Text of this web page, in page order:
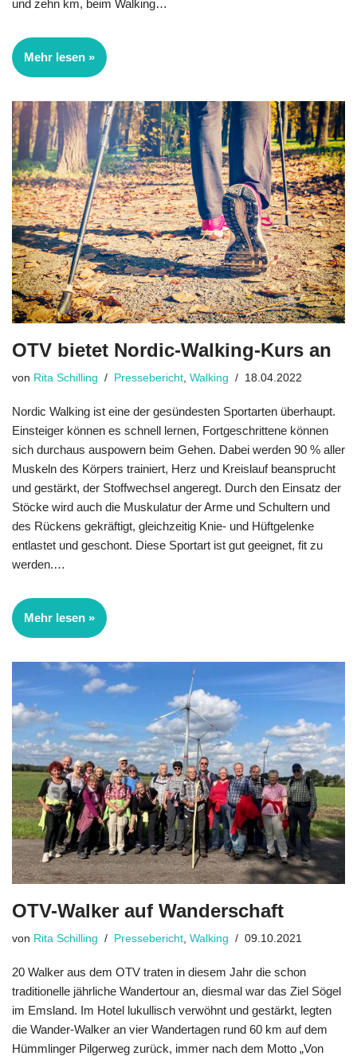
und zehn km, beim Walking…
Mehr lesen »
OTV bietet Nordic-Walking-Kurs an
von Rita Schilling Pressebericht Walking 18.04.2022
Nordic Walking ist eine der gesündesten Sportarten überhaupt.
Einsteiger können es schnell lernen, Fortgeschrittene können
sich durchaus auspowern beim Gehen. Dabei werden 90 % aller
Muskeln des Körpers trainiert, Herz und Kreislauf bean­sprucht
und gestärkt, der Stoffwechsel angeregt. Durch den Einsatz der
Stöcke wird auch die Muskulatur der Arme und Schultern und
des Rückens gekräftigt, gleichzeitig Knie- und Hüftgelenke
entlastet und geschont. Diese Sportart ist gut geeignet, fit zu
werden.…
Mehr lesen »
OTV-Walker auf Wanderschaft
von Rita Schilling Pressebericht Walking 09.10.2021
20 Walker aus dem OTV traten in diesem Jahr die schon
traditionelle jährliche Wandertour an, diesmal war das Ziel Sögel
im Emsland. Im Hotel lukullisch ver­wöhnt und gestärkt, legten
die Wander-Walker an vier Wandertagen rund 60 km auf dem
Hümmlinger Pilgerweg zurück, immer nach dem Motto „Von